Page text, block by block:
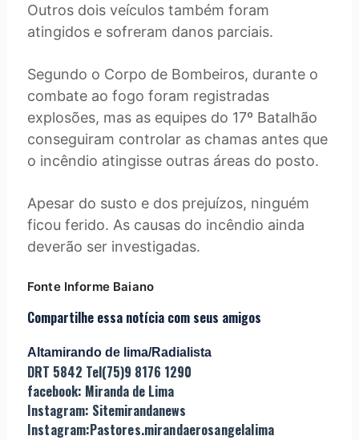
Outros dois veículos também foram
atingidos e sofreram danos parciais.
Segundo o Corpo de Bombeiros, durante o
combate ao fogo foram registradas
explosões, mas as equipes do 17º Batalhão
conseguiram controlar as chamas antes que
o incêndio atingisse outras áreas do posto.
Apesar do susto e dos prejuízos, ninguém
ficou ferido. As causas do incêndio ainda
deverão ser investigadas.
Fonte Informe Baiano
Compartilhe essa notícia com seus amigos
Altamirando de lima/Radialista
DRT 5842 Tel(75)9 8176 1290
facebook: Miranda de Lima
Instagram: Sitemirandanews
Instagram:Pastores.mirandaerosangelalima